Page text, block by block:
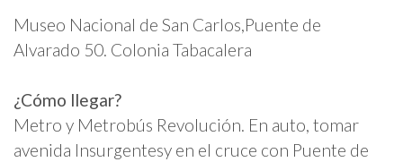
Museo Nacional de San Carlos,Puente de
Alvarado 50. Colonia Tabacalera
¿Cómo llegar?
Metro y Metrobús Revolución. En auto, tomar
avenida Insurgentesy en el cruce con Puente de